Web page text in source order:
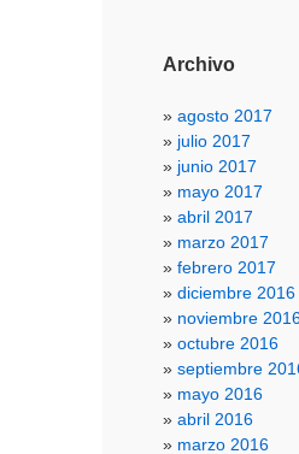
Archivo
agosto 2017
julio 2017
junio 2017
mayo 2017
abril 2017
marzo 2017
febrero 2017
diciembre 2016
noviembre
octubre 2016
septiembre
mayo 2016
abril 2016
marzo 2016